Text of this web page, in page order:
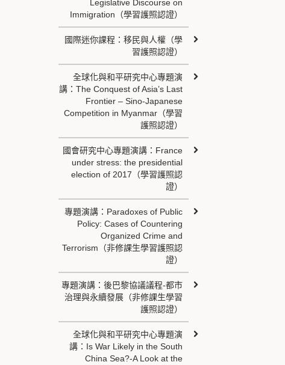
Legislative Discourse on
Immigration（學習護照認證）
國際迷你課程：移民與人權（學
習護照認證）
全球化與和平研究中心專題演
講：The Conquest of Asia’s Last
Frontier – Sino-Japanese
Competition in Myanmar（學習
護照認證）
國會研究中心專題演講：France
under stress: the presidential
election of 2017（學習護照認
證）
專題演講：Paradoxes of Public
Policy: Cases of Countering
Organized Crime and
Terrorism（非修課生學習護照認
證）
專題演講：後巴黎協議議程-都市
治理與永續發展（非修課生學習
護照認證）
全球化與和平研究中心專題演
講：Is War Likely in the South
China Sea?-A Look at the